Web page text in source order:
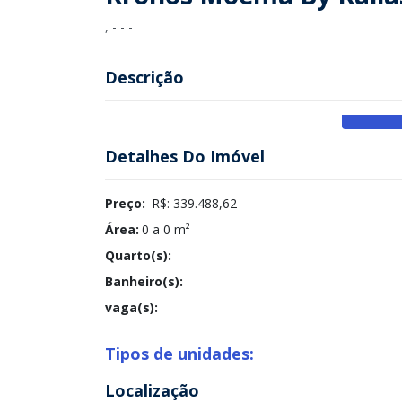
, - - -
Descrição
Detalhes Do Imóvel
Preço: R$: 339.488,62
Área: 0 a 0 m²
Quarto(s):
Banheiro(s):
vaga(s):
Tipos de unidades:
Localização